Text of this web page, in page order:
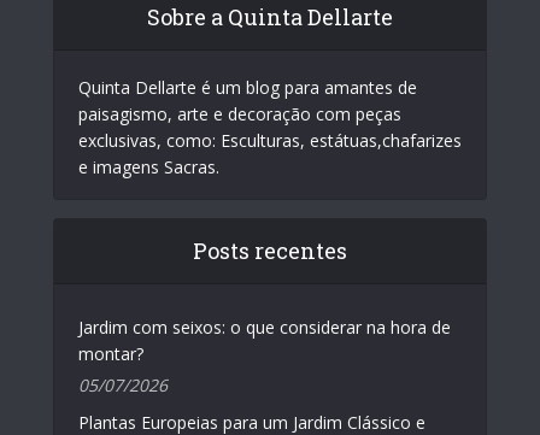
Sobre a Quinta Dellarte
Quinta Dellarte é um blog para amantes de
paisagismo, arte e decoração com peças
exclusivas, como: Esculturas, estátuas,chafarizes
e imagens Sacras.
Posts recentes
Jardim com seixos: o que considerar na hora de
montar?
05/07/2026
Plantas Europeias para um Jardim Clássico e